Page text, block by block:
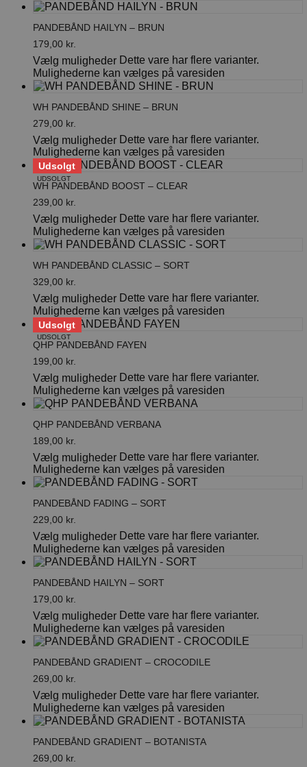
PANDEBÅND HAILYN – BRUN
179,00 kr.
Vælg muligheder Dette vare har flere varianter.
Mulighederne kan vælges på varesiden
WH PANDEBÅND SHINE – BRUN
279,00 kr.
Vælg muligheder Dette vare har flere varianter.
Mulighederne kan vælges på varesiden
Udsolgt
UDSOLGT
WH PANDEBÅND BOOST – CLEAR
239,00 kr.
Vælg muligheder Dette vare har flere varianter.
Mulighederne kan vælges på varesiden
WH PANDEBÅND CLASSIC – SORT
329,00 kr.
Vælg muligheder Dette vare har flere varianter.
Mulighederne kan vælges på varesiden
Udsolgt
UDSOLGT
QHP PANDEBÅND FAYEN
199,00 kr.
Vælg muligheder Dette vare har flere varianter.
Mulighederne kan vælges på varesiden
QHP PANDEBÅND VERBANA
189,00 kr.
Vælg muligheder Dette vare har flere varianter.
Mulighederne kan vælges på varesiden
PANDEBÅND FADING – SORT
229,00 kr.
Vælg muligheder Dette vare har flere varianter.
Mulighederne kan vælges på varesiden
PANDEBÅND HAILYN – SORT
179,00 kr.
Vælg muligheder Dette vare har flere varianter.
Mulighederne kan vælges på varesiden
PANDEBÅND GRADIENT – CROCODILE
269,00 kr.
Vælg muligheder Dette vare har flere varianter.
Mulighederne kan vælges på varesiden
PANDEBÅND GRADIENT – BOTANISTA
269,00 kr.